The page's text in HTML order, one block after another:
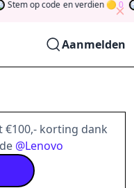
op code en verdien 0
Aanmelden
€100,- korting dank
@Lenovo